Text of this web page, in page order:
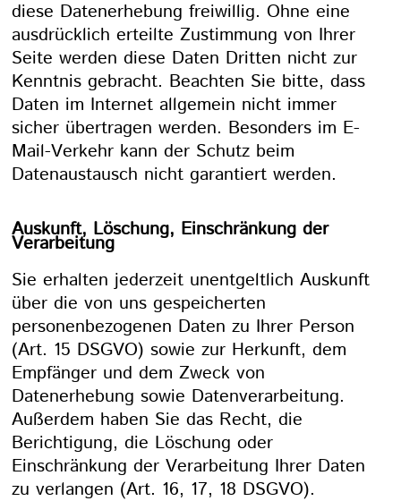
diese Datenerhebung freiwillig. Ohne eine
ausdrücklich erteilte Zustimmung von Ihrer
Seite werden diese Daten Dritten nicht zur
Kenntnis gebracht. Beachten Sie bitte, dass
Daten im Internet allgemein nicht immer
sicher übertragen werden. Besonders im E-
Mail-Verkehr kann der Schutz beim
Datenaustausch nicht garantiert werden.
Auskunft, Löschung, Einschränkung der
Verarbeitung
Sie erhalten jederzeit unentgeltlich Auskunft
über die von uns gespeicherten
personenbezogenen Daten zu Ihrer Person
(Art. 15 DSGVO) sowie zur Herkunft, dem
Empfänger und dem Zweck von
Datenerhebung sowie Datenverarbeitung.
Außerdem haben Sie das Recht, die
Berichtigung, die Löschung oder
Einschränkung der Verarbeitung Ihrer Daten
zu verlangen (Art. 16, 17, 18 DSGVO).